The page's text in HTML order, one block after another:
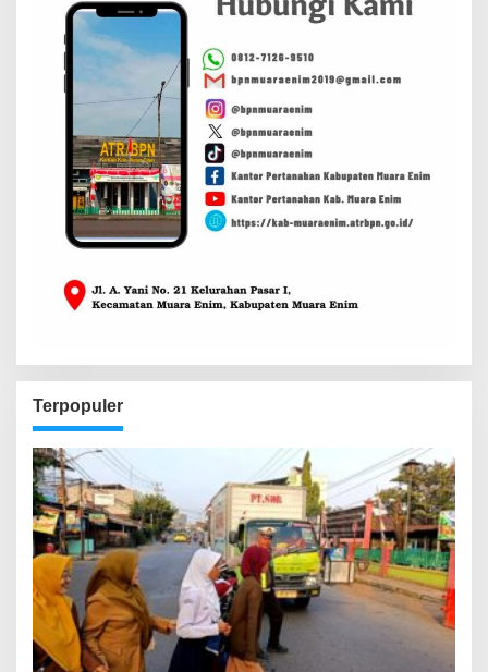
Terpopuler